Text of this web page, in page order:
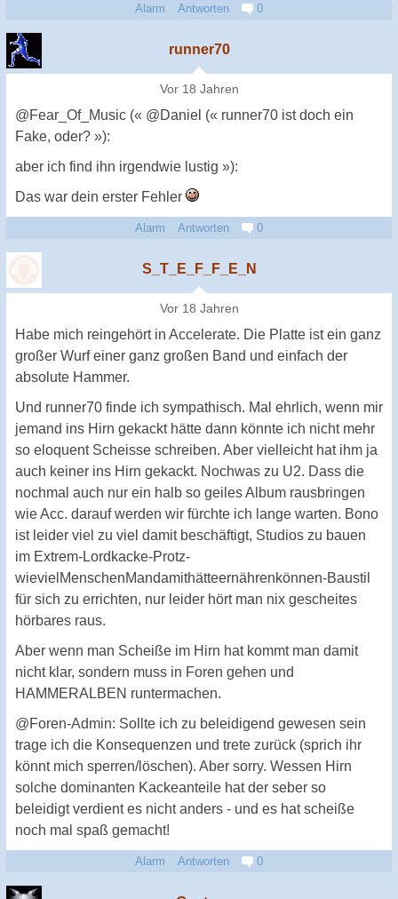
Alarm Antworten 0
runner70
Vor 18 Jahren
@Fear_Of_Music (« @Daniel (« runner70 ist doch ein
Fake, oder? »):
aber ich find ihn irgendwie lustig »):
Das war dein erster Fehler
Alarm Antworten 0
S_T_E_F_F_E_N
Vor 18 Jahren
Habe mich reingehört in Accelerate. Die Platte ist ein ganz
großer Wurf einer ganz großen Band und einfach der
absolute Hammer.
Und runner70 finde ich sympathisch. Mal ehrlich, wenn mir
jemand ins Hirn gekackt hätte dann könnte ich nicht mehr
so eloquent Scheisse schreiben. Aber vielleicht hat ihm ja
auch keiner ins Hirn gekackt. Nochwas zu U2. Dass die
nochmal auch nur ein halb so geiles Album rausbringen
wie Acc. darauf werden wir fürchte ich lange warten. Bono
ist leider viel zu viel damit beschäftigt, Studios zu bauen
im Extrem-Lordkacke-Protz-
wievielMenschenMandamithätteernährenkönnen-Baustil
für sich zu errichten, nur leider hört man nix gescheites
hörbares raus.
Aber wenn man Scheiße im Hirn hat kommt man damit
nicht klar, sondern muss in Foren gehen und
HAMMERALBEN runtermachen.
@Foren-Admin: Sollte ich zu beleidigend gewesen sein
trage ich die Konsequenzen und trete zurück (sprich ihr
könnt mich sperren/löschen). Aber sorry. Wessen Hirn
solche dominanten Kackeanteile hat der seber so
beleidigt verdient es nicht anders - und es hat scheiße
noch mal spaß gemacht!
Alarm Antworten 0